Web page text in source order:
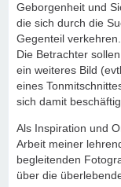
Geborgenheit und
die sich durch die
Gegenteil verkehren.
Die Betrachter
ein weiteres Bild
eines
sich damit
Als Inspiration und
Arbeit meiner
begleitenden
über die